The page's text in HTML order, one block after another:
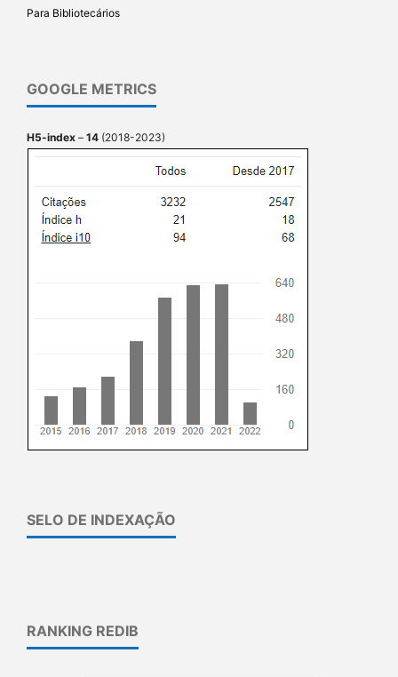
Para Bibliotecários
GOOGLE METRICS
H5-index – 14 (2018-2023)
SELO DE INDEXAÇÃO
RANKING REDIB